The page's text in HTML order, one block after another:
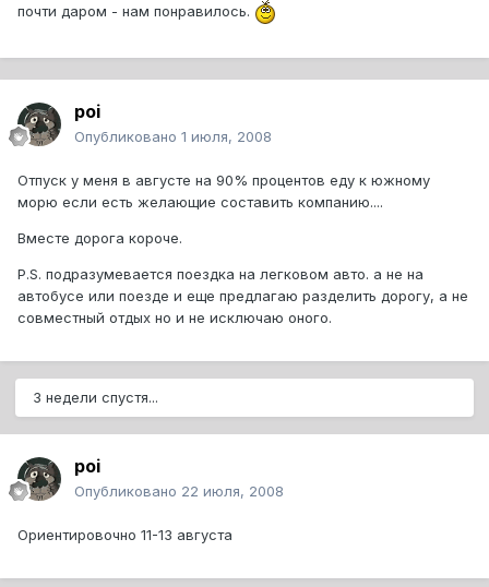
почти даром - нам понравилось.
poi
Опубликовано 1 июля, 2008
Отпуск у меня в августе на 90% процентов еду к южному
морю если есть желающие составить компанию....
Вместе дорога короче.
P.S. подразумевается поездка на легковом авто. а не на
автобусе или поезде и еще предлагаю разделить дорогу, а не
совместный отдых но и не исключаю оного.
3 недели спустя...
poi
Опубликовано 22 июля, 2008
Ориентировочно 11-13 августа